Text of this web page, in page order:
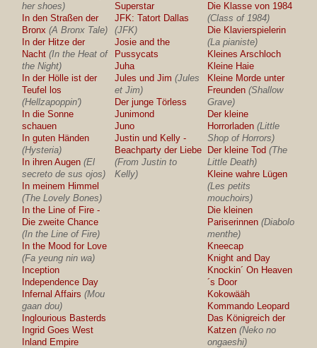
her shoes)
In den Straßen der
Bronx (A Bronx Tale)
In der Hitze der
Nacht (In the Heat of
the Night)
In der Hölle ist der
Teufel los
(Hellzapoppin')
In die Sonne
schauen
In guten Händen
(Hysteria)
In ihren Augen (El
secreto de sus ojos)
In meinem Himmel
(The Lovely Bones)
In the Line of Fire -
Die zweite Chance
(In the Line of Fire)
In the Mood for Love
(Fa yeung nin wa)
Inception
Independence Day
Infernal Affairs (Mou
gaan dou)
Inglourious Basterds
Ingrid Goes West
Inland Empire
Superstar
JFK: Tatort Dallas
(JFK)
Josie and the
Pussycats
Juha
Jules und Jim (Jules
et Jim)
Der junge Törless
Junimond
Juno
Justin und Kelly -
Beachparty der Liebe
(From Justin to
Kelly)
Die Klasse von 1984
(Class of 1984)
Die Klavierspielerin
(La pianiste)
Kleines Arschloch
Kleine Haie
Kleine Morde unter
Freunden (Shallow
Grave)
Der kleine
Horrorladen (Little
Shop of Horrors)
Der kleine Tod (The
Little Death)
Kleine wahre Lügen
(Les petits
mouchoirs)
Die kleinen
Pariserinnen (Diabolo
menthe)
Kneecap
Knight and Day
Knockin´ On Heaven
´s Door
Kokowääh
Kommando Leopard
Das Königreich der
Katzen (Neko no
ongaeshi)